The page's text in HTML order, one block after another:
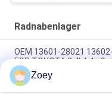
Radnabenlager
OEM 13601-28021
FOR TOYOTA 2.4L L4 -
OEM 2345A015
Zoey